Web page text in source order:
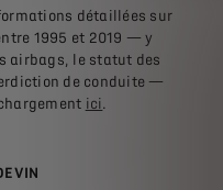
détaillées sur
1995 et 2019 — y
airbags, le statut des
de conduite —
ici.
VIN